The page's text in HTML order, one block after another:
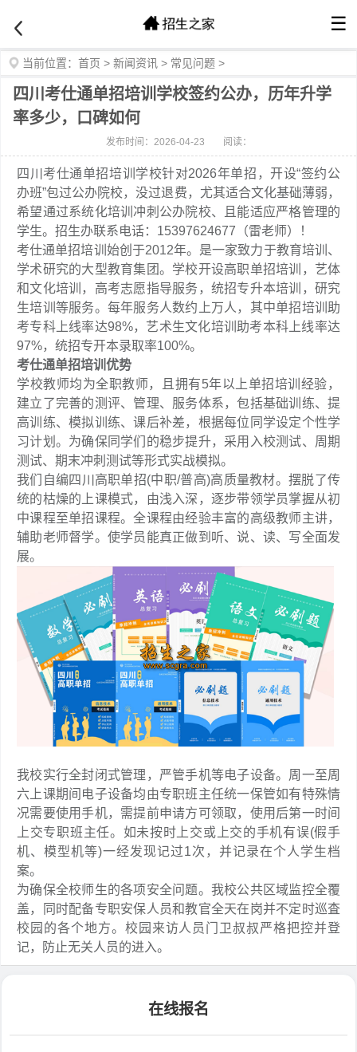
☰
当前位置： 首页 > 新闻资讯 > 常见问题 >
四川考仕通单招培训学校签约公办，历年升学
率多少，口碑如何
发布时间：2026-04-23 阅读：
四川考仕通单招培训学校针对2026年单招，开设“签约公
办班”包过公办院校，没过退费，尤其适合文化基础薄弱，
希望通过系统化培训冲刺公办院校、且能适应严格管理的
学生。招生办联系电话：15397624677（雷老师）！
考仕通单招培训始创于2012年。是一家致力于教育培训、
学术研究的大型教育集团。学校开设高职单招培训，艺体
和文化培训，高考志愿指导服务，统招专升本培训，研究
生培训等服务。每年服务人数约上万人，其中单招培训助
考专科上线率达98%，艺术生文化培训助考本科上线率达
97%，统招专开本录取率100%。
考仕通单招培训优势
学校教师均为全职教师，且拥有5年以上单招培训经验，
建立了完善的测评、管理、服务体系，包括基础训练、提
高训练、模拟训练、课后补差，根据每位同学设定个性学
习计划。为确保同学们的稳步提升，采用入校测试、周期
测试、期末冲刺测试等形式实战模拟。
我们自编四川高职单招(中职/普高)高质量教材。摆脱了传
统的枯燥的上课模式，由浅入深，逐步带领学员掌握从初
中课程至单招课程。全课程由经验丰富的高级教师主讲，
辅助老师督学。使学员能真正做到听、说、读、写全面发
展。
我校实行全封闭式管理，严管手机等电子设备。周一至周
六上课期间电子设备均由专职班主任统一保管如有特殊情
况需要使用手机，需提前申请方可领取，使用后第一时间
上交专职班主任。如未按时上交或上交的手机有误(假手
机、模型机等)一经发现记过1次，并记录在个人学生档
案。
为确保全校师生的各项安全问题。我校公共区域监控全覆
盖，同时配备专职安保人员和教官全天在岗并不定时巡査
校园的各个地方。校园来访人员门卫叔叔严格把控并登
记，防止无关人员的进入。
在线报名